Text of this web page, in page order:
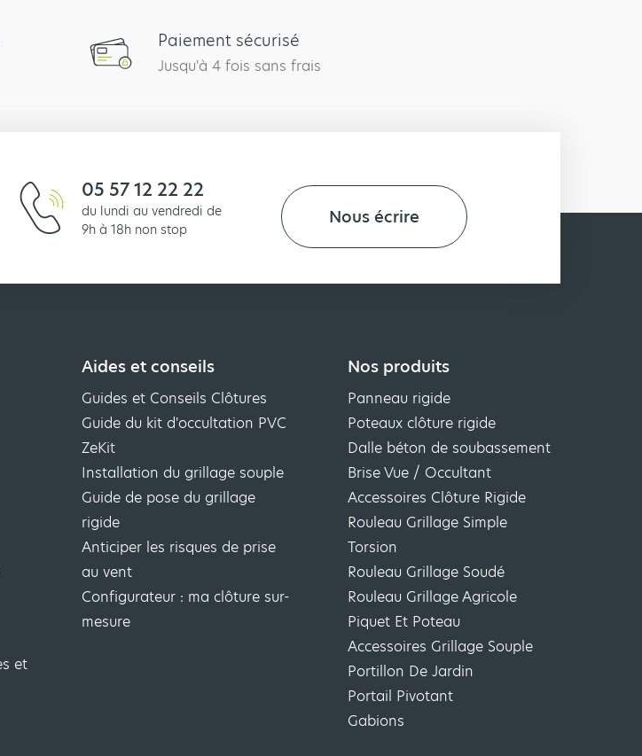
Paiement sécurisé
Jusqu'à 4 fois sans frais
05 57 12 22 22
du lundi au vendredi de
9h à 18h non stop
Nous écrire
et
Aides et conseils
Guides et Conseils Clôtures
Guide du kit d'occultation PVC
ZeKit
Installation du grillage souple
Guide de pose du grillage
rigide
Anticiper les risques de prise
au vent
Configurateur : ma clôture sur-
mesure
Nos produits
Panneau rigide
Poteaux clôture rigide
Dalle béton de soubassement
Brise Vue / Occultant
Accessoires Clôture Rigide
Rouleau Grillage Simple
Torsion
Rouleau Grillage Soudé
Rouleau Grillage Agricole
Piquet Et Poteau
Accessoires Grillage Souple
Portillon De Jardin
Portail Pivotant
Gabions